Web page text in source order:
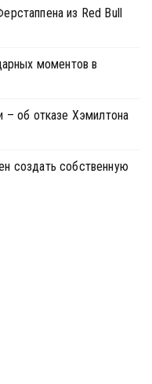
из Red Bull
моментов в
– об отказе Хэмилтона
создать собственную